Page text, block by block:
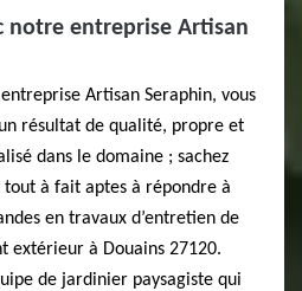
notre entreprise Artisan
Artisan Seraphin, vous
résultat de qualité, propre et
dans le domaine ; sachez
tout à fait aptes à répondre à
en travaux d’entretien de
extérieur à Douains 27120.
de jardinier paysagiste qui